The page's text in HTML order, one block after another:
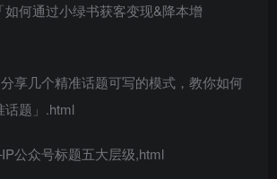
如何通过小绿书获客变现&降本增
享几个精准话题可写的模式，教你如何
题」.html
公众号标题五大层级,html